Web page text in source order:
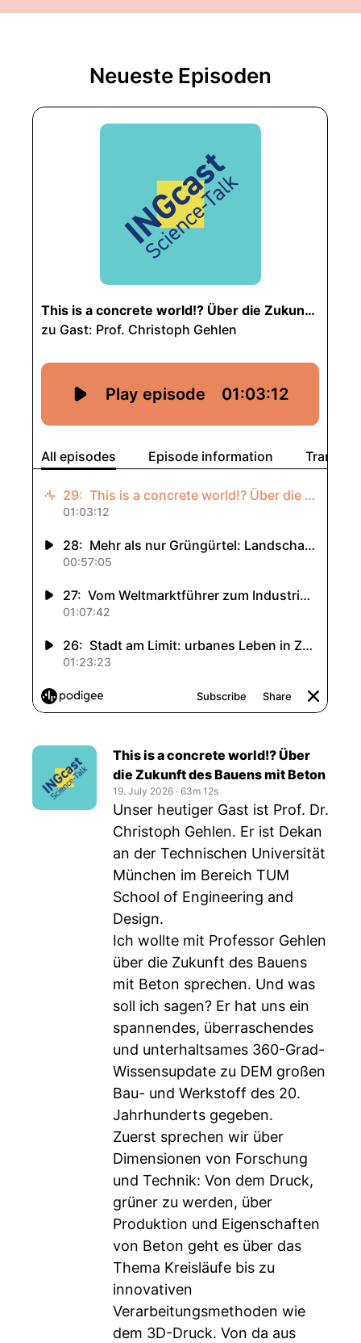
Neueste Episoden
This is a concrete world!? Über
die Zukunft des Bauens mit Beton
19. July 2026 ‧ 63m 12s
Unser heutiger Gast ist Prof. Dr.
Christoph Gehlen. Er ist Dekan
an der Technischen Universität
München im Bereich TUM
School of Engineering and
Design.
Ich wollte mit Professor Gehlen
über die Zukunft des Bauens
mit Beton sprechen. Und was
soll ich sagen? Er hat uns ein
spannendes, überraschendes
und unterhaltsames 360-Grad-
Wissensupdate zu DEM großen
Bau- und Werkstoff des 20.
Jahrhunderts gegeben.
Zuerst sprechen wir über
Dimensionen von Forschung
und Technik: Von dem Druck,
grüner zu werden, über
Produktion und Eigenschaften
von Beton geht es über das
Thema Kreisläufe bis zu
innovativen
Verarbeitungsmethoden wie
dem 3D-Druck. Von da aus